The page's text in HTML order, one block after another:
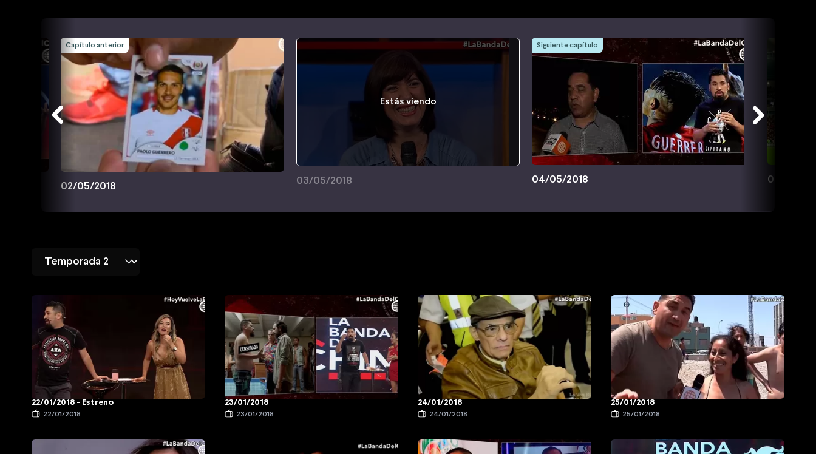
Capítulo anterior
02/05/2018
Estás viendo
03/05/2018
Siguiente capítulo
04/05/2018 07/05/
22/01/2018 - Estreno
22/01/2018
23/01/2018
23/01/2018
24/01/2018
24/01/2018
25/01/2018
25/01/2018